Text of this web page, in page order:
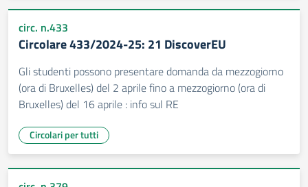
circ. n.433
Circolare 433/2024-25: 21 DiscoverEU
Gli studenti possono presentare domanda da mezzogiorno
(ora di Bruxelles) del 2 aprile fino a mezzogiorno (ora di
Bruxelles) del 16 aprile : info sul RE
Circolari per tutti